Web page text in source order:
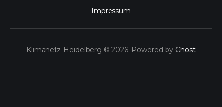
Impressum
Klimanetz-Heidelberg © 2026. Powered by Ghost